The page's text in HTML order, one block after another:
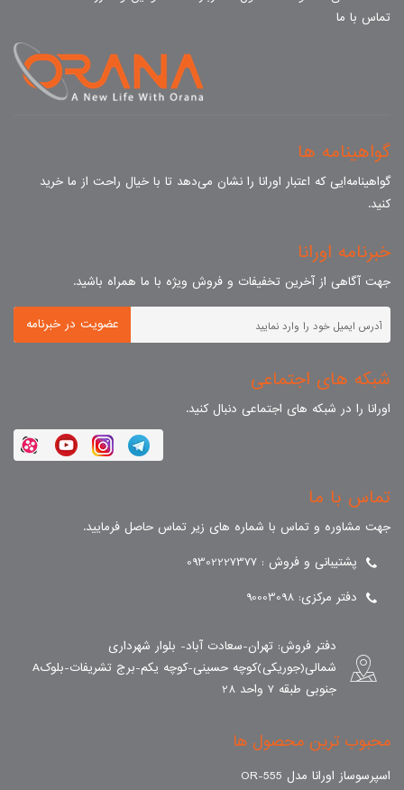
تماس با ما
گواهینامه ها
گواهینامه‌ایی که اعتبار اورانا را نشان می‌دهد تا با خیال راحت از ما خرید
کنید.
خبرنامه اورانا
جهت آگاهی از آخرین تخفیفات و فروش ویژه با ما همراه باشید.
عضویت در خبرنامه
شبکه های اجتماعی
اورانا را در شبکه های اجتماعی دنبال کنید.
تماس با ما
جهت مشاوره و تماس با شماره های زیر تماس حاصل فرمایید.
پشتیبانی و فروش : 09302227377
دفتر مرکزی: 90003098
دفتر فروش: تهران-سعادت آباد- بلوار شهرداری
شمالی(جوریکی)کوچه حسینی-کوچه یکم-برج تشریفات-بلوکA
جنوبی طبقه 7 واحد 28
محبوب ترین محصول ها
اسپرسوساز اورانا مدل OR-555